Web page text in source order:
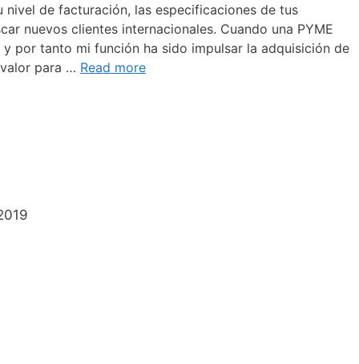
de facturación, las especificaciones de tus
nuevos clientes internacionales. Cuando una PYME
por tanto mi función ha sido impulsar la adquisición de
para … Read more